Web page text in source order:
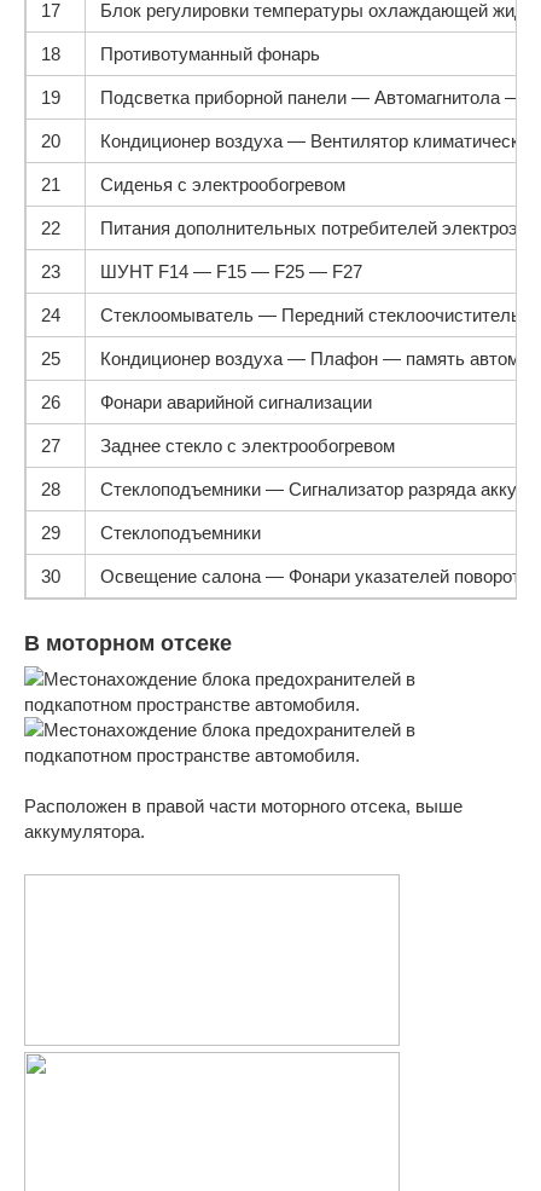
17 Блок регулировки температуры охлаждающей
18 Противотуманный фонарь
19 Подсветка приборной панели — Автомагнитола —
20 Кондиционер воздуха — Вентилятор климатической
21 Сиденья с электрообогревом
22 Питания дополнительных потребителей
23 ШУНТ F14 — F15 — F25 — F27
24 Стеклоомыватель — Передний стеклоочиститель
25 Кондиционер воздуха — Плафон — память
26 Фонари аварийной сигнализации
27 Заднее стекло с электрообогревом
28 Стеклоподъемники — Сигнализатор разряда
29 Стеклоподъемники
30 Освещение салона — Фонари указателей
В моторном отсеке
Расположен в правой части моторного отсека, выше
аккумулятора.